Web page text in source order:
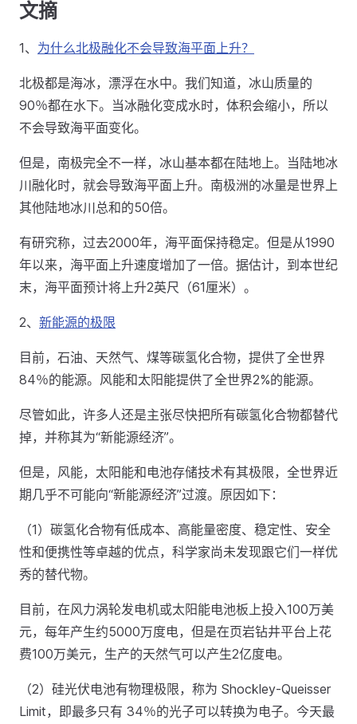
文摘
1、 为什么北极融化不会导致海平面上升？
北极都是海冰，漂浮在水中。我们知道，冰山质量的
90％都在水下。当冰融化变成水时，体积会缩小，所以
不会导致海平面变化。
但是，南极完全不一样，冰山基本都在陆地上。当陆地冰
川融化时，就会导致海平面上升。南极洲的冰量是世界上
其他陆地冰川总和的50倍。
有研究称，过去2000年，海平面保持稳定。但是从1990
年以来，海平面上升速度增加了一倍。据估计，到本世纪
末，海平面预计将上升2英尺（61厘米）。
2、 新能源的极限
目前，石油、天然气、煤等碳氢化合物，提供了全世界
84％的能源。风能和太阳能提供了全世界2%的能源。
尽管如此，许多人还是主张尽快把所有碳氢化合物都替代
掉，并称其为“新能源经济”。
但是，风能，太阳能和电池存储技术有其极限，全世界近
期几乎不可能向“新能源经济”过渡。原因如下：
（1）碳氢化合物有低成本、高能量密度、稳定性、安全
性和便携性等卓越的优点，科学家尚未发现跟它们一样优
秀的替代物。
目前，在风力涡轮发电机或太阳能电池板上投入100万美
元，每年产生约5000万度电，但是在页岩钻井平台上花
费100万美元，生产的天然气可以产生2亿度电。
（2）硅光伏电池有物理极限，称为 Shockley-Queisser
Limit，即最多只有 34％的光子可以转换为电子。今天最